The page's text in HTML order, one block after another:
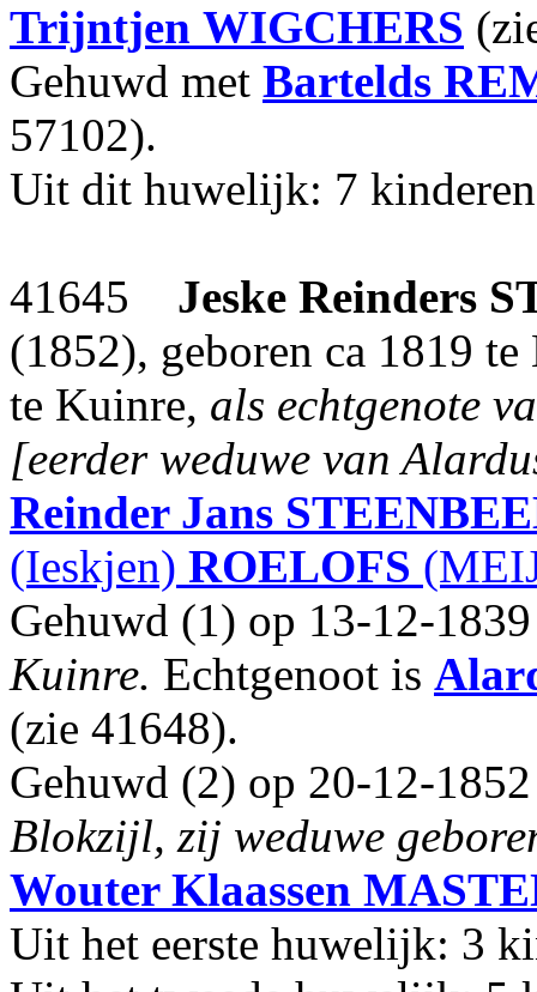
Trijntjen WIGCHERS
Gehuwd met Bartelds
57102).
Uit dit huwelijk: 7
41645 Jeske Reinders
(1852), geboren ca 1819
te Kuinre, als echtgenote
[eerder weduwe van
Reinder Jans
(Ieskjen) ROELOFS
Gehuwd (1) op 13-12-
Kuinre. Echtgenoot is
(zie 41648).
Gehuwd (2) op 20-12-
Blokzijl, zij weduwe
Wouter Klaassen
Uit het eerste huwelijk: 3